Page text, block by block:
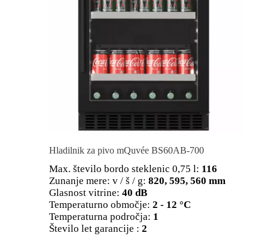
Hladilnik za pivo mQuvée BS60AB-700
Max. število bordo steklenic 0,75 l: 116
Zunanje mere: v / š / g: 820, 595, 560 mm
Glasnost vitrine: 40 dB
Temperaturno območje: 2 - 12 °C
Temperaturna področja: 1
Število let garancije : 2